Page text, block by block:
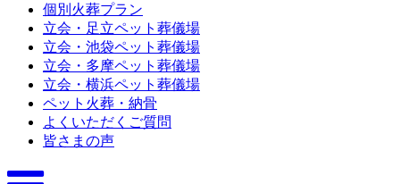
個別火葬プラン
立会・足立ペット葬儀場
立会・池袋ペット葬儀場
立会・多摩ペット葬儀場
立会・横浜ペット葬儀場
ペット火葬・納骨
よくいただくご質問
皆さまの声